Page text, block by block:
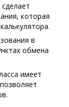
которая
в
обмена
имеет